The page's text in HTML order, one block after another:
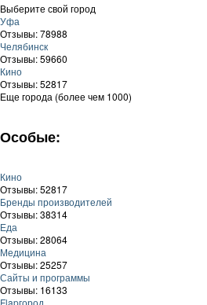
Выберите свой город
Уфа
Отзывы: 78988
Челябинск
Отзывы: 59660
Кино
Отзывы: 52817
Еще города (более чем 1000)
Особые:
Кино
Отзывы: 52817
Бренды производителей
Отзывы: 38314
Еда
Отзывы: 28064
Медицина
Отзывы: 25257
Сайты и программы
Отзывы: 16133
Flapгород